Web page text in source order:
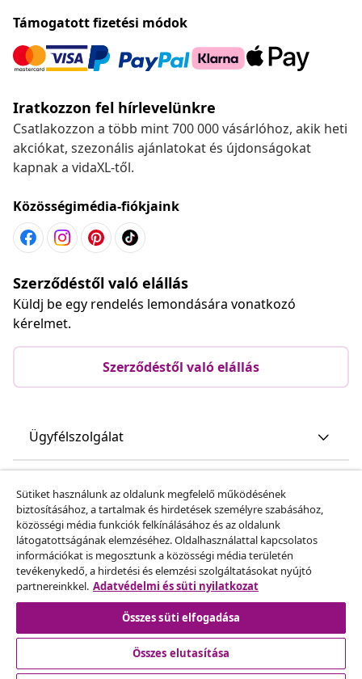
Támogatott fizetési módok
Iratkozzon fel hírlevelünkre
Csatlakozzon a több mint 700 000 vásárlóhoz, akik heti
akciókat, szezonális ajánlatokat és újdonságokat
kapnak a vidaXL-től.
Közösségimédia-fiókjaink
Szerződéstől való elállás
Küldj be egy rendelés lemondására vonatkozó
kérelmet.
Szerződéstől való elállás
Ügyfélszolgálat
vidaXL
Fedezz fel többet
Sütiket használunk az oldalunk megfelelő működésének
biztosításához, a tartalmak és hirdetések személyre szabásához,
közösségi média funkciók felkínálásához és az oldalunk
látogatottságának elemzéséhez. Oldalhasználattal kapcsolatos
információkat is megosztunk a közösségi média területén
tevékenykedő, a hirdetési és elemzési szolgáltatásokat nyújtó
partnereinkkel. Adatvédelmi és süti nyilatkozat
Összes süti elfogadása
Összes elutasítása